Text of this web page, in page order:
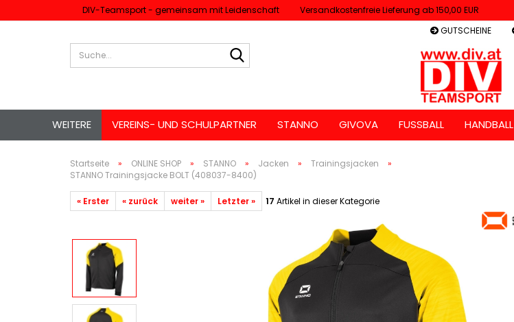
DIV-Teamsport - gemeinsam mit Leidenschaft
Versandkostenfreie Lieferung ab 150,00 EUR
GUTSCHEINE
VEREINS- UND SCHULPARTNER STANNO GIVOVA FUSSBALL HANDBALL
WEITERE
Startseite » ONLINE SHOP » STANNO » Jacken » Trainingsjacken
»
STANNO Trainingsjacke BOLT (408037-8400)
« Erster « zurück weiter » Letzter » 17 Artikel in dieser Kategorie